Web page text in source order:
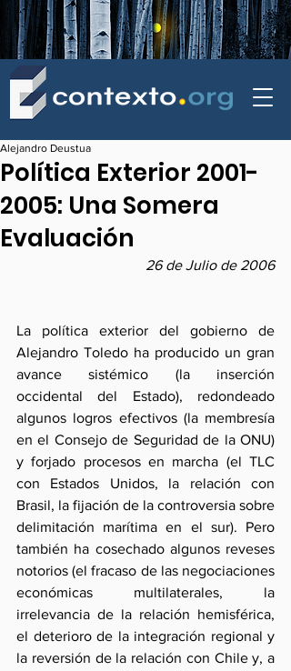
Política Exterior 2001-
2005: Una Somera
Evaluación
Alejandro Deustua
26 de Julio de 2006
La política exterior del gobierno de
Alejandro Toledo ha producido un gran
avance sistémico (la inserción
occidental del Estado), redondeado
algunos logros efectivos (la membresía
en el Consejo de Seguridad de la ONU)
y forjado procesos en marcha (el TLC
con Estados Unidos, la relación con
Brasil, la fijación de la controversia sobre
delimitación marítima en el sur). Pero
también ha cosechado algunos reveses
notorios (el fracaso de las negociaciones
económicas multilaterales, la
irrelevancia de la relación hemisférica,
el deterioro de la integración regional y
la reversión de la relación con Chile y, a